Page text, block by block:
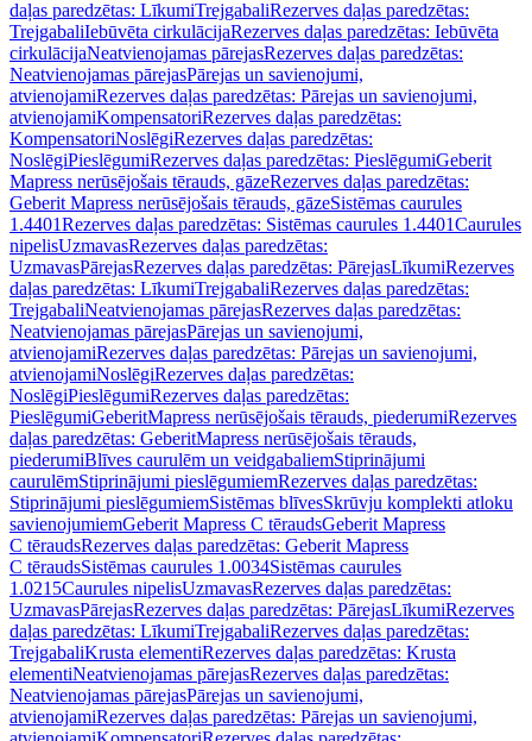
daļas paredzētas: LīkumiTrejgabaliRezerves daļas paredzētas:
TrejgabaliIebūvēta cirkulācijaRezerves daļas paredzētas: Iebūvēta
cirkulācijaNeatvienojamas pārejasRezerves daļas paredzētas:
Neatvienojamas pārejasPārejas un savienojumi,
atvienojamiRezerves daļas paredzētas: Pārejas un savienojumi,
atvienojamiKompensatoriRezerves daļas paredzētas:
KompensatoriNoslēgiRezerves daļas paredzētas:
NoslēgiPieslēgumiRezerves daļas paredzētas: PieslēgumiGeberit
Mapress nerūsējošais tērauds, gāzeRezerves daļas paredzētas:
Geberit Mapress nerūsējošais tērauds, gāzeSistēmas caurules
1.4401Rezerves daļas paredzētas: Sistēmas caurules 1.4401Caurules
nipelisUzmavasRezerves daļas paredzētas:
UzmavasPārejasRezerves daļas paredzētas: PārejasLīkumiRezerves
daļas paredzētas: LīkumiTrejgabaliRezerves daļas paredzētas:
TrejgabaliNeatvienojamas pārejasRezerves daļas paredzētas:
Neatvienojamas pārejasPārejas un savienojumi,
atvienojamiRezerves daļas paredzētas: Pārejas un savienojumi,
atvienojamiNoslēgiRezerves daļas paredzētas:
NoslēgiPieslēgumiRezerves daļas paredzētas:
PieslēgumiGeberitMapress nerūsējošais tērauds, piederumiRezerves
daļas paredzētas: GeberitMapress nerūsējošais tērauds,
piederumiBlīves caurulēm un veidgabaliemStiprinājumi
caurulēmStiprinājumi pieslēgumiemRezerves daļas paredzētas:
Stiprinājumi pieslēgumiemSistēmas blīvesSkrūvju komplekti atloku
savienojumiemGeberit Mapress C tēraudsGeberit Mapress
C tēraudsRezerves daļas paredzētas: Geberit Mapress
C tēraudsSistēmas caurules 1.0034Sistēmas caurules
1.0215Caurules nipelisUzmavasRezerves daļas paredzētas:
UzmavasPārejasRezerves daļas paredzētas: PārejasLīkumiRezerves
daļas paredzētas: LīkumiTrejgabaliRezerves daļas paredzētas:
TrejgabaliKrusta elementiRezerves daļas paredzētas: Krusta
elementiNeatvienojamas pārejasRezerves daļas paredzētas:
Neatvienojamas pārejasPārejas un savienojumi,
atvienojamiRezerves daļas paredzētas: Pārejas un savienojumi,